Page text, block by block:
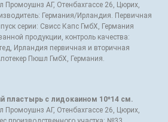
Промоушнз АГ, Отенбахгассе 26, Цюрих,
Германия/Ирландия. Первичная
серии: Свисс Капс ГмбХ, Германия
продукции, контроль качества:
Ирландия первичная и вторичная
Пюшл ГмбХ, Германия.
пластырь с лидокаином 10*14 см.
Промоушнз АГ, Отенбахгассе 26, Цюрих,